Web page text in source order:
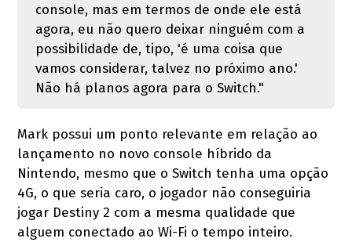
console, mas em termos de onde ele está
agora, eu não quero deixar ninguém com a
possibilidade de, tipo, 'é uma coisa que
vamos considerar, talvez no próximo ano.'
Não há planos agora para o Switch."
Mark possui um ponto relevante em relação ao
lançamento no novo console híbrido da
Nintendo, mesmo que o Switch tenha uma opção
4G, o que seria caro, o jogador não conseguiria
jogar Destiny 2 com a mesma qualidade que
alguem conectado ao Wi-Fi o tempo inteiro.